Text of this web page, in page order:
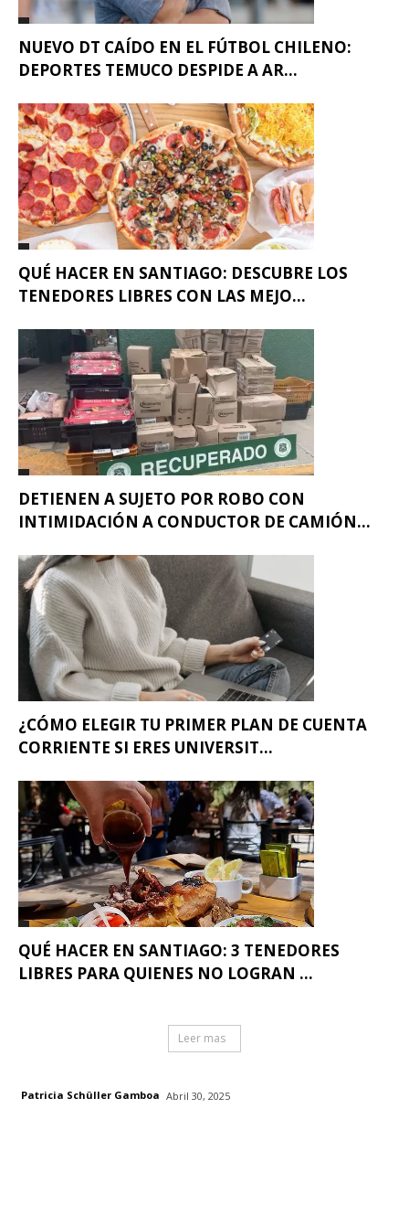
NUEVO DT CAÍDO EN EL FÚTBOL CHILENO:
DEPORTES TEMUCO DESPIDE A AR...
QUÉ HACER EN SANTIAGO: DESCUBRE LOS
TENEDORES LIBRES CON LAS MEJO...
DETIENEN A SUJETO POR ROBO CON
INTIMIDACIÓN A CONDUCTOR DE CAMIÓN...
¿CÓMO ELEGIR TU PRIMER PLAN DE CUENTA
CORRIENTE SI ERES UNIVERSIT...
QUÉ HACER EN SANTIAGO: 3 TENEDORES
LIBRES PARA QUIENES NO LOGRAN ...
Leer mas
Patricia Schüller Gamboa Abril 30, 2025